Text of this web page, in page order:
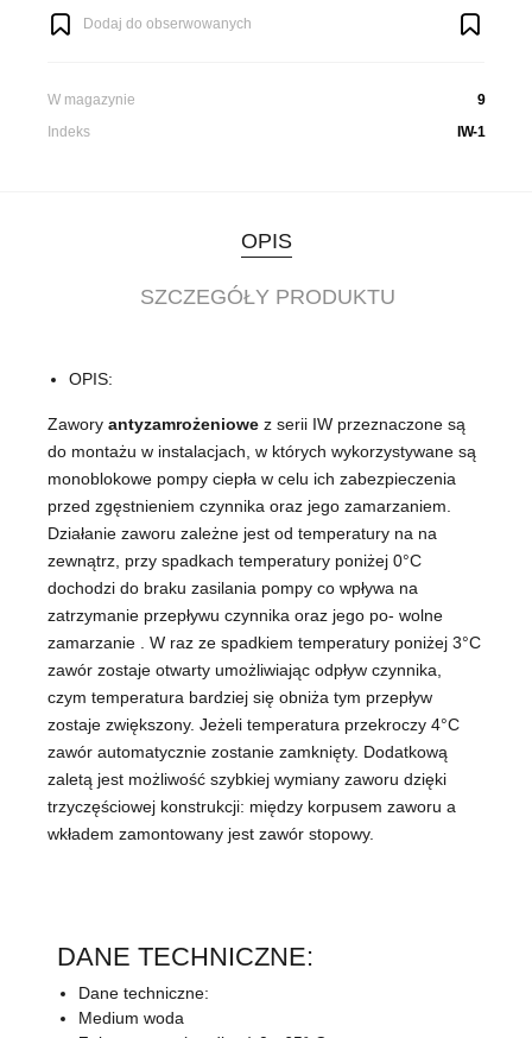
Dodaj do obserwowanych
W magazynie
9
Indeks
IW-1
OPIS
SZCZEGÓŁY PRODUKTU
OPIS:
Zawory antyzamrożeniowe z serii IW przeznaczone są
do montażu w instalacjach, w których wykorzystywane są
monoblokowe pompy ciepła w celu ich zabezpieczenia
przed zgęstnieniem czynnika oraz jego zamarzaniem.
Działanie zaworu zależne jest od temperatury na na
zewnątrz, przy spadkach temperatury poniżej 0°C
dochodzi do braku zasilania pompy co wpływa na
zatrzymanie przepływu czynnika oraz jego po- wolne
zamarzanie . W raz ze spadkiem temperatury poniżej 3°C
zawór zostaje otwarty umożliwiając odpływ czynnika,
czym temperatura bardziej się obniża tym przepływ
zostaje zwiększony. Jeżeli temperatura przekroczy 4°C
zawór automatycznie zostanie zamknięty. Dodatkową
zaletą jest możliwość szybkiej wymiany zaworu dzięki
trzyczęściowej konstrukcji: między korpusem zaworu a
wkładem zamontowany jest zawór stopowy.
DANE TECHNICZNE:
Dane techniczne:
Medium woda